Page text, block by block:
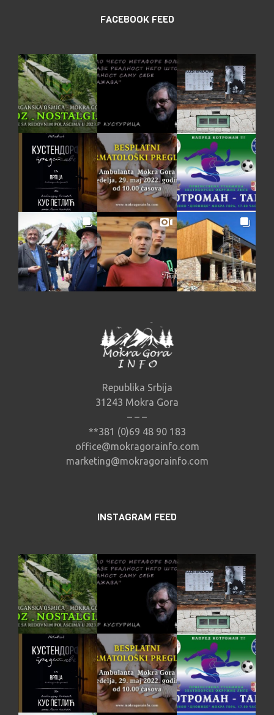
FACEBOOK FEED
Republika Srbija
31243 Mokra Gora
– – –
**381 (0)69 48 90 183
office@mokragorainfo.com
marketing@mokragorainfo.com
INSTAGRAM FEED